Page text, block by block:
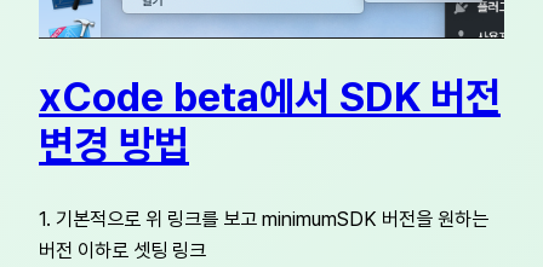
xCode beta에서 SDK 버전
변경 방법
1. 기본적으로 위 링크를 보고 minimumSDK 버전을 원하는
버전 이하로 셋팅 링크